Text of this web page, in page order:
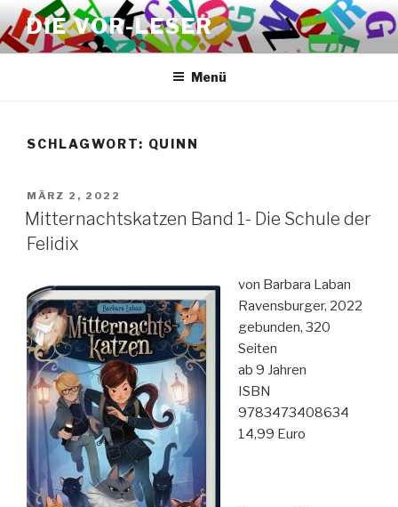
Zum
Inhalt
springen
DIE VOR-LESER
Menü
SCHLAGWORT: QUINN
VERÖFFENTLICHT
AM
MÄRZ 2, 2022
Mitternachtskatzen Band 1- Die Schule der
Felidix
von Barbara Laban
Ravensburger, 2022
gebunden, 320
Seiten
ab 9 Jahren
ISBN
9783473408634
14,99 Euro